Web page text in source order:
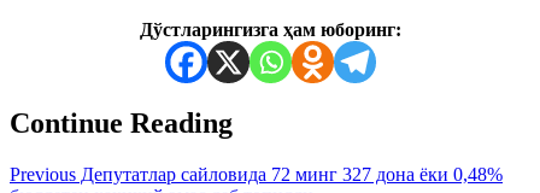
Дўстларингизга ҳам юборинг:
Continue Reading
Previous Депутатлар сайловида 72 минг 327 дона ёки 0,48%